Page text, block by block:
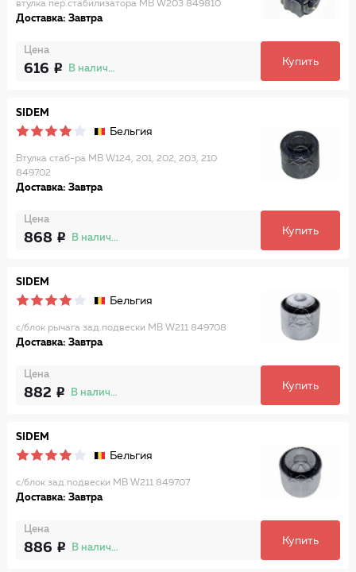
втулка пер.стабилизатора MB W203 849810
Доставка: Завтра
Цена
616 В наличии
Купить
SIDEM
Бельгия
Втулка стаб-ра MB W124, 201, 202, 203, 210
849702
Доставка: Завтра
Цена
868 В наличии
Купить
SIDEM
Бельгия
с/блок рычага зад.подвески MB W211 849708
Доставка: Завтра
Цена
882 В наличии
Купить
SIDEM
Бельгия
с/блок зад.подвески MB W211 849707
Доставка: Завтра
Цена
886 В наличии
Купить